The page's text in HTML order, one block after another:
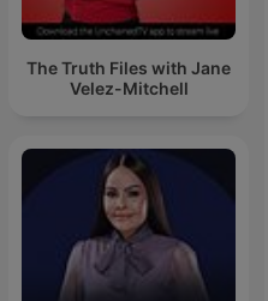
The Truth Files with Jane
Velez-Mitchell